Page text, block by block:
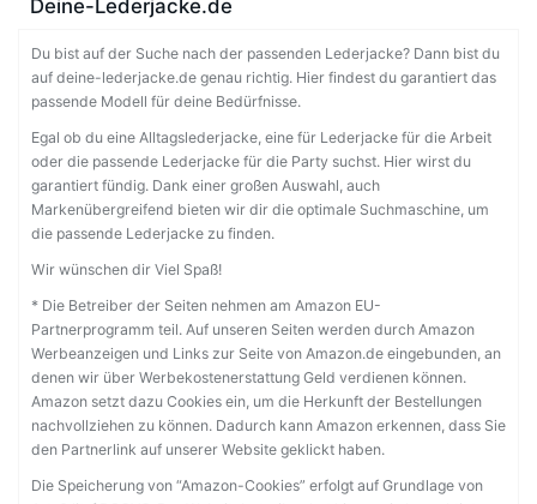
Deine-Lederjacke.de
Du bist auf der Suche nach der passenden Lederjacke? Dann bist du
auf deine-lederjacke.de genau richtig. Hier findest du garantiert das
passende Modell für deine Bedürfnisse.
Egal ob du eine Alltagslederjacke, eine für Lederjacke für die Arbeit
oder die passende Lederjacke für die Party suchst. Hier wirst du
garantiert fündig. Dank einer großen Auswahl, auch
Markenübergreifend bieten wir dir die optimale Suchmaschine, um
die passende Lederjacke zu finden.
Wir wünschen dir Viel Spaß!
* Die Betreiber der Seiten nehmen am Amazon EU-
Partnerprogramm teil. Auf unseren Seiten werden durch Amazon
Werbeanzeigen und Links zur Seite von Amazon.de eingebunden, an
denen wir über Werbekostenerstattung Geld verdienen können.
Amazon setzt dazu Cookies ein, um die Herkunft der Bestellungen
nachvollziehen zu können. Dadurch kann Amazon erkennen, dass Sie
den Partnerlink auf unserer Website geklickt haben.
Die Speicherung von “Amazon-Cookies” erfolgt auf Grundlage von